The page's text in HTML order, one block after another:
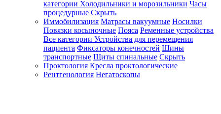
категории Холодильники и морозильники Часы
процедурные Скрыть
Иммобилизация Матрасы вакуумные Носилки
Повязки косыночные Пояса Ременные устройства
Все категории Устройства для перемещения
пациента Фиксаторы конечностей Шины
транспортные Щиты спинальные Скрыть
Проктология Кресла проктологические
Рентгенология Негатоскопы